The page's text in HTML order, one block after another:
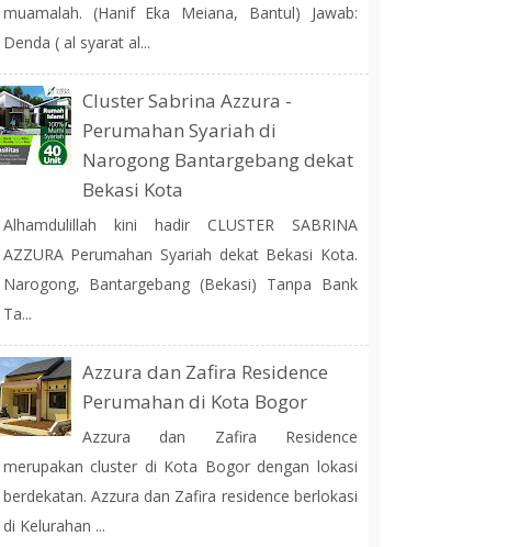
muamalah. (Hanif Eka Meiana, Bantul) Jawab:
Denda ( al syarat al...
Cluster Sabrina Azzura -
Perumahan Syariah di
Narogong Bantargebang dekat
Bekasi Kota
Alhamdulillah kini hadir CLUSTER SABRINA
AZZURA Perumahan Syariah dekat Bekasi Kota.
Narogong, Bantargebang (Bekasi) Tanpa Bank
Ta...
Azzura dan Zafira Residence
Perumahan di Kota Bogor
Azzura dan Zafira Residence
merupakan cluster di Kota Bogor dengan lokasi
berdekatan. Azzura dan Zafira residence berlokasi
di Kelurahan ...